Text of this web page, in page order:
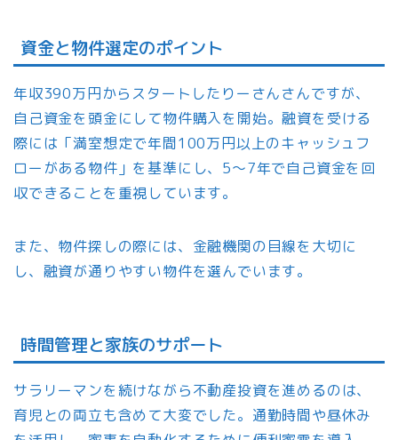
資金と物件選定のポイント
年収390万円からスタートしたりーさんさんですが、
自己資金を頭金にして物件購入を開始。融資を受ける
際には「満室想定で年間100万円以上のキャッシュフ
ローがある物件」を基準にし、5～7年で自己資金を回
収できることを重視しています。
また、物件探しの際には、金融機関の目線を大切に
し、融資が通りやすい物件を選んでいます。
時間管理と家族のサポート
サラリーマンを続けながら不動産投資を進めるのは、
育児との両立も含めて大変でした。通勤時間や昼休み